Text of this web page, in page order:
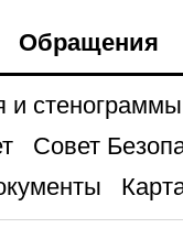
Обращения
и стенограммы
Совет